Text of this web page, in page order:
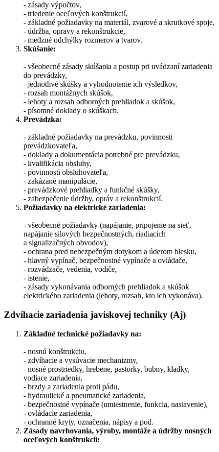
- zásady výpočtov,
- triedenie oceľových konštrukcií,
- základné požiadavky na materiál, zvarové a skrutkové spoje,
- údržba, opravy a rekonštrukcie,
- medzné odchýlky rozmerov a tvarov.
Skúšanie:
- všeobecné zásady skúšania a postup pri uvádzaní zariadenia
do prevádzky,
- jednotlivé skúšky a vyhodnotenie ich výsledkov,
- rozsah montážnych skúšok,
- lehoty a rozsah odborných prehliadok a skúšok,
- písomné doklady o skúškach.
Prevádzka:
- základné požiadavky na prevádzku, povinnosti
prevádzkovateľa,
- doklady a dokumentácia potrebné pre prevádzku,
- kvalifikácia obsluhy,
- povinnosti obsluhovateľa,
- zakázané manipulácie,
- prevádzkové prehliadky a funkčné skúšky,
- zabezpečenie údržby, opráv a rekonštrukcií.
Požiadavky na elektrické zariadenia:
- všeobecné požiadavky (napájanie, pripojenie na sieť,
napájanie silových bezpečnostných, riadiacich
a signalizačných obvodov),
- ochrana pred nebezpečným dotykom a úderom blesku,
- hlavný vypínač, bezpečnostné vypínače a ovládače,
- rozvádzače, vedenia, vodiče,
- istenie,
- zásady vykonávania odborných prehliadok a skúšok
elektrického zariadenia (lehoty, rozsah, kto ich vykonáva).
Zdvíhacie zariadenia javiskovej techniky (Aj)
Základné technické požiadavky na:
- nosnú konštrukciu,
- zdvíhacie a vysúvacie mechanizmy,
- nosné prostriedky, hrebene, pastorky, bubny, kladky,
vodiace zariadenia,
- brzdy a zariadenia proti pádu,
- hydraulické a pneumatické zariadenia,
- bezpečnostné vypínače (umiestnenie, funkcia, nastavenie),
- ovládacie zariadenia,
- ochranné kryty, označenia, nápisy a pod.
Zásady navrhovania, výroby, montáže a údržby nosných
oceľových konštrukcií: